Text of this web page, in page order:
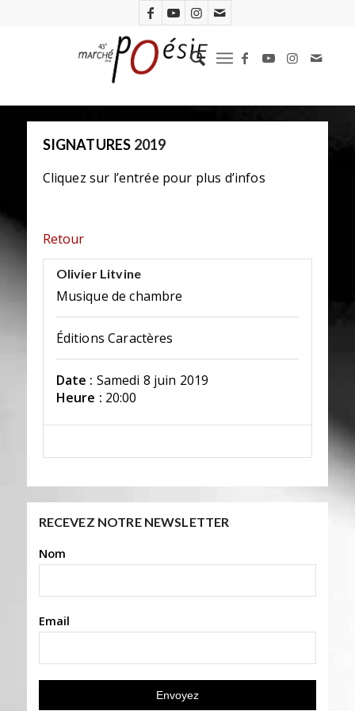
SIGNATURES 2019
Cliquez sur l’entrée pour plus d’infos
Retour
Olivier Litvine
Musique de chambre
Éditions Caractères
Date : Samedi 8 juin 2019
Heure : 20:00
RECEVEZ NOTRE NEWSLETTER
Nom
Email